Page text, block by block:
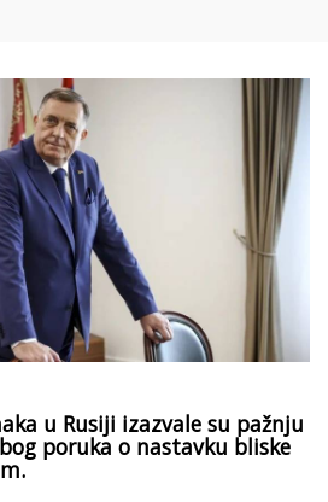
u Rusiji izazvale su pažnju
poruka o nastavku bliske